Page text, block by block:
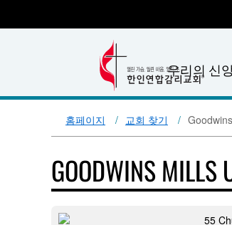
우리의 신
홈페이지 교회 찾기
GOODWINS MILLS
55